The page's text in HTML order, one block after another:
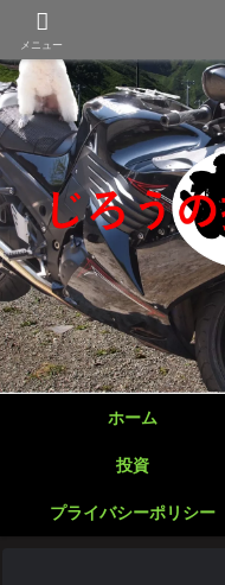
ホーム
投資
プライバシーポリシー
メニュー